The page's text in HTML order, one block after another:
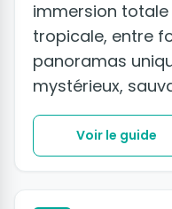
immersion
tropicale, entre
panoramas
mystérieux,
Voir le guide